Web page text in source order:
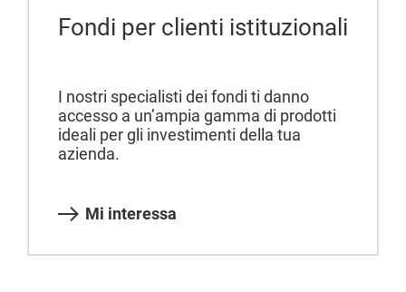
Fondi per clienti istituzionali
I nostri specialisti dei fondi ti danno
accesso a un’ampia gamma di prodotti
ideali per gli investimenti della tua
azienda.
Mi interessa